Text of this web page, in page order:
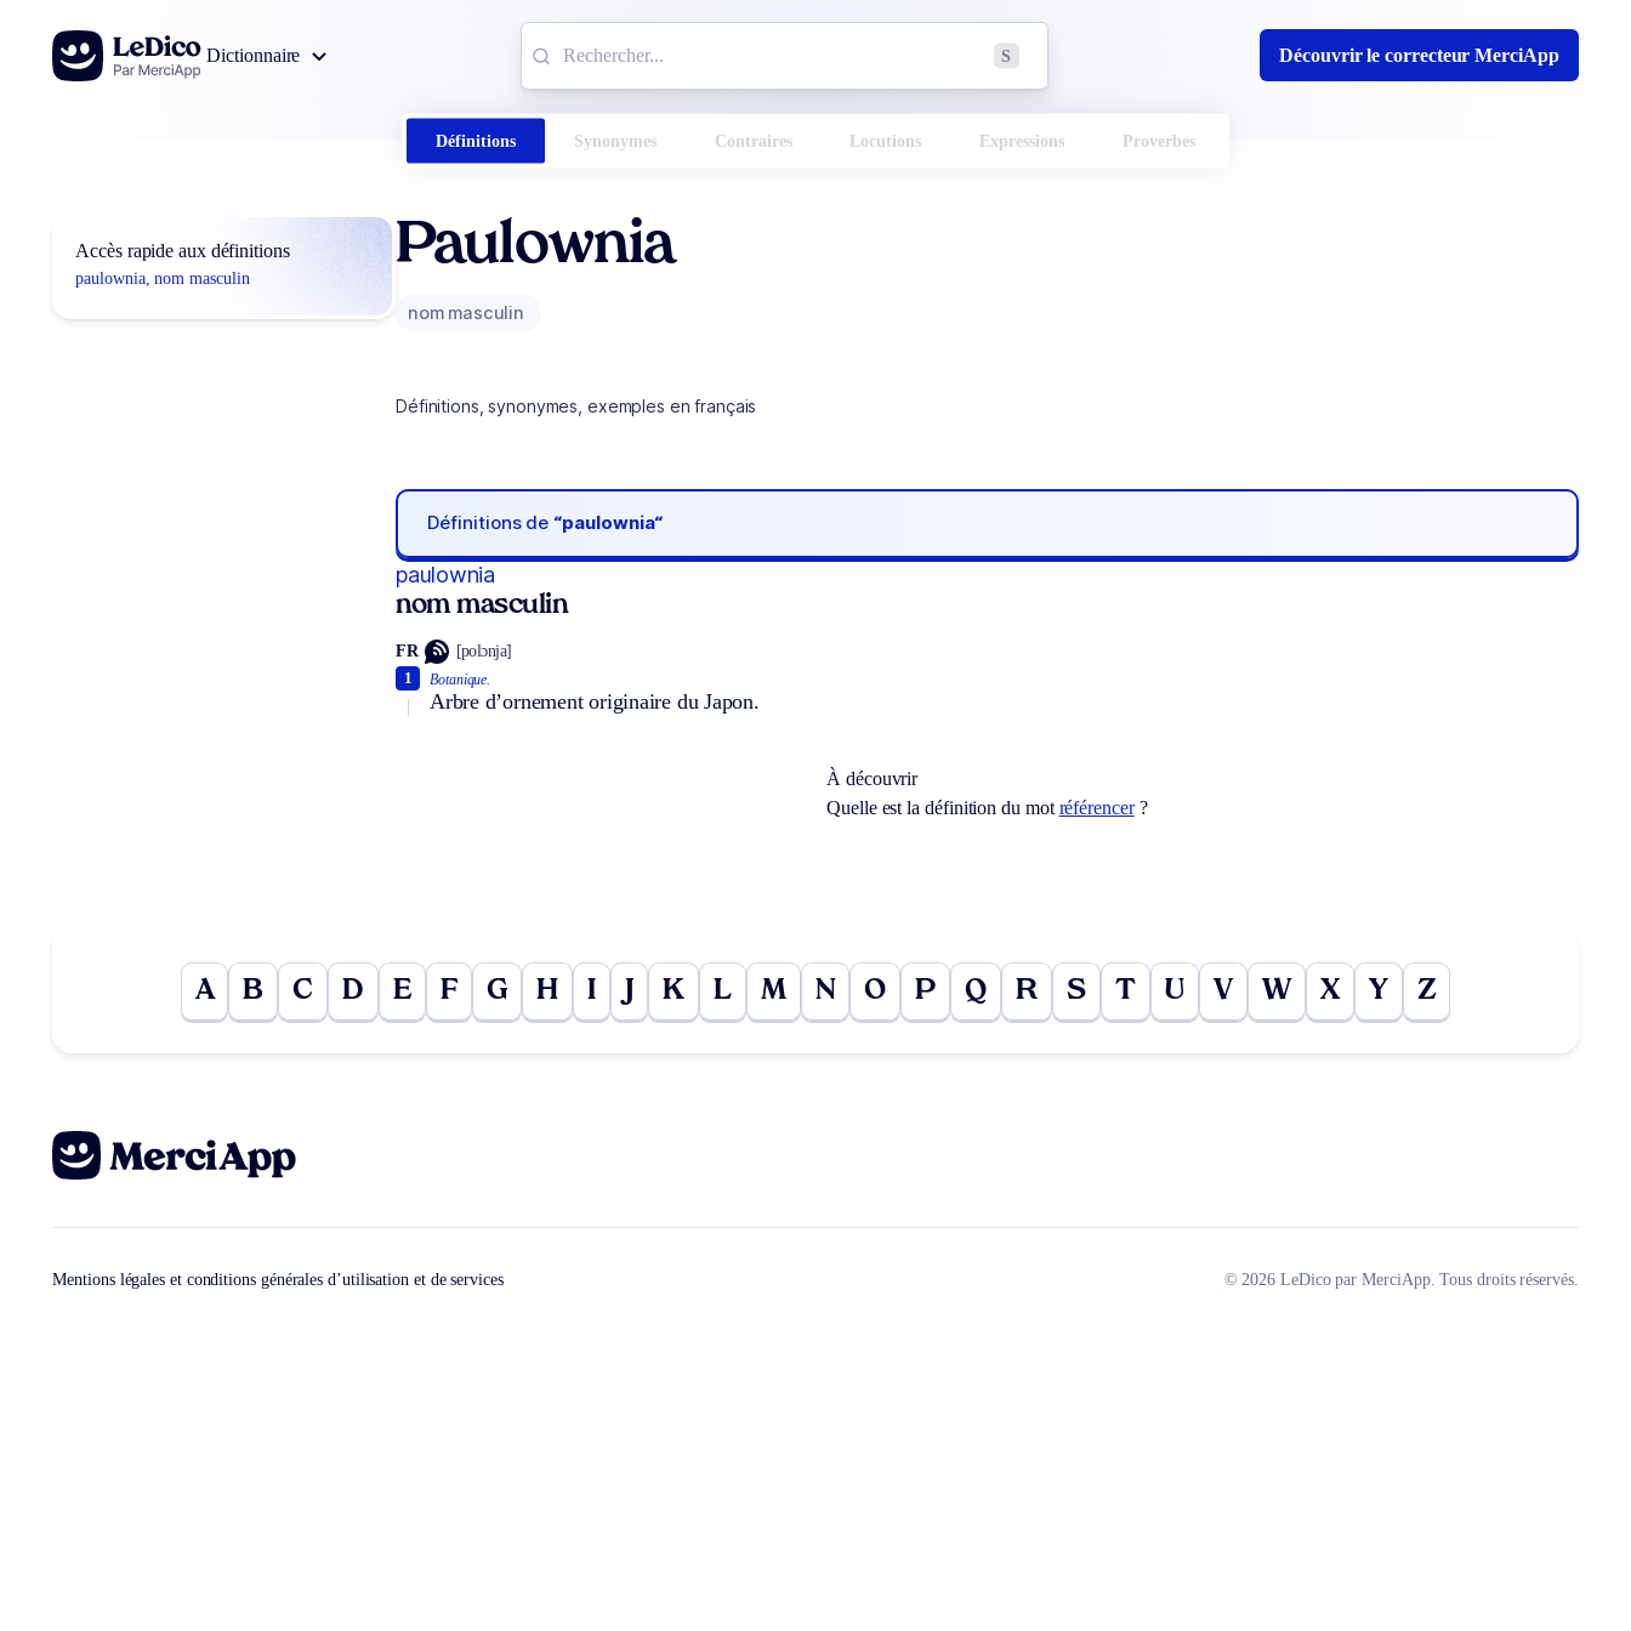
Aller au contenu
Dictionnaire
S Découvrir le correcteur MerciApp
Définitions Synonymes Contraires Locutions Expressions Proverbes
Accès rapide aux définitions
paulownia, nom masculin
Paulownia
nom masculin
Définitions, synonymes, exemples en français
Définitions de “paulownia“
paulownia
nom masculin
FR [polɔnja]
Botanique.
Arbre d’ornement originaire du Japon.
1
À découvrir
Quelle est la définition du mot référencer?
A B C D E F G H I K L M N O P Q R S T U V W X Y Z
Mentions légales et conditions générales d’utilisation et de services © 2026 LeDico par MerciApp. Tous droits réservés.